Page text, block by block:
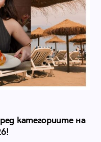
категориите на